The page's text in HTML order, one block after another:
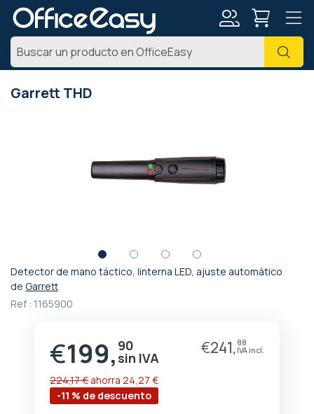
Garrett THD
Detector de mano táctico, linterna LED, ajuste automático
de Garrett
Ref : 1165900
Precio
especial
€199, 90 €241, 88
-11 % de descuento
224,17 € ahorra 24,27 €
Saltar
al
comienzo
imágenes